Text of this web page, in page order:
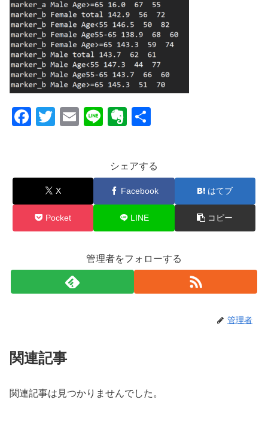
F
e
o
o
T
er
E
Li
E
n
ot
e
シェアする
X Facebook はてブ
Pocket LINE コピー
管理者をフォローする
管理者
関連記事
関連記事は見つかりませんでした。